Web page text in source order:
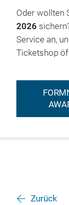
Oder wollten
2026
Service an,
Ticketshop
Zurück